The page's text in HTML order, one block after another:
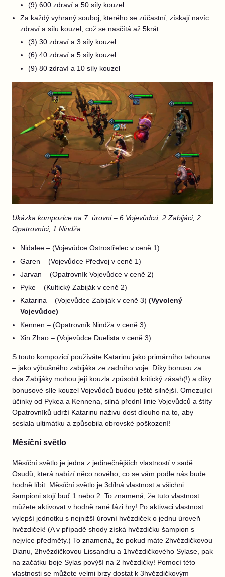
(9) 600 zdraví a 50 síly kouzel
Za každý vyhraný souboj, kterého se zúčastní, získají navíc
zdraví a sílu kouzel, což se nasčítá až 5krát.
(3) 30 zdraví a 3 síly kouzel
(6) 40 zdraví a 5 síly kouzel
(9) 80 zdraví a 10 síly kouzel
Ukázka kompozice na 7. úrovni – 6 Vojevůdců, 2 Zabijáci, 2
Opatrovníci, 1 Nindža
Nidalee – (Vojevůdce Ostrostřelec v ceně 1)
Garen – (Vojevůdce Předvoj v ceně 1)
Jarvan – (Opatrovník Vojevůdce v ceně 2)
Pyke – (Kultický Zabiják v ceně 2)
Katarina – (Vojevůdce Zabiják v ceně 3) (Vyvolený
Vojevůdce)
Kennen – (Opatrovník Nindža v ceně 3)
Xin Zhao – (Vojevůdce Duelista v ceně 3)
S touto kompozicí používáte Katarinu jako primárního tahouna
– jako výbušného zabijáka ze zadního voje. Díky bonusu za
dva Zabijáky mohou její kouzla způsobit kritický zásah(!) a díky
bonusové síle kouzel Vojevůdců budou ještě silnější. Omezující
účinky od Pykea a Kennena, silná přední linie Vojevůdců a štíty
Opatrovníků udrží Katarinu naživu dost dlouho na to, aby
seslala ultimátku a způsobila obrovské poškození!
Měsíční světlo
Měsíční světlo je jedna z jedinečnějších vlastností v sadě
Osudů, která nabízí něco nového, co se vám podle nás bude
hodně líbit. Měsíční světlo je 3dílná vlastnost a všichni
šampioni stojí buď 1 nebo 2. To znamená, že tuto vlastnost
můžete aktivovat v hodně rané fázi hry! Po aktivaci vlastnost
vylepší jednotku s nejnižší úrovní hvězdiček o jednu úroveň
hvězdiček! (A v případě shody získá hvězdičku šampion s
nejvíce předměty.) To znamená, že pokud máte 2hvězdičkovou
Dianu, 2hvězdičkovou Lissandru a 1hvězdičkového Sylase, pak
na začátku boje Sylas povýší na 2 hvězdičky! Pomocí této
vlastnosti se můžete velmi brzy dostat k 3hvězdičkovým